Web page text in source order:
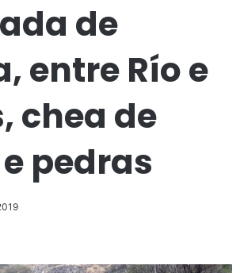
de
entre Río e
chea de
pedras